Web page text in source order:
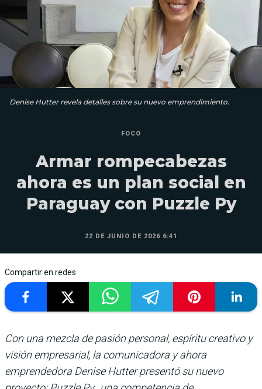
Denise Hutter revela detalles sobre su nuevo emprendimiento.
FOCO
Armar rompecabezas
ahora es un plan social en
Paraguay con Puzzle Py
22 DE JUNIO DE 2026 6:41
Compartir en redes
Con una mezcla de pasión personal, espíritu creativo y
visión empresarial, la comunicadora y ahora
emprendedora Denise Hutter presentó su nuevo